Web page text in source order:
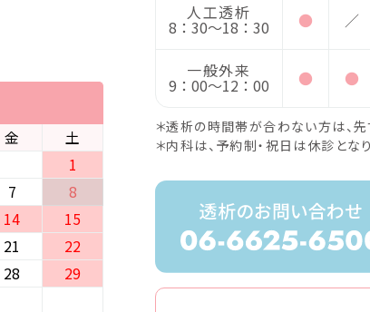
金
土
1
7
8
14
15
21
22
28
29
人工透析
8：30〜18：30 ● ／
一般外来
9：00〜12：00 ● ●
＊透析の時間帯が合わない方は、先
＊内科は、予約制・祝日は休診となり